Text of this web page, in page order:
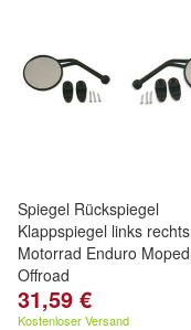
Spiegel Rückspiegel
Klappspiegel links rechts
Motorrad Enduro Moped
Offroad
31,59 €
Kostenloser Versand